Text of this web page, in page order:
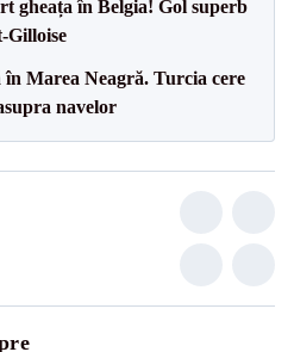
gheața în Belgia! Gol superb
Gilloise
Marea Neagră. Turcia cere
navelor